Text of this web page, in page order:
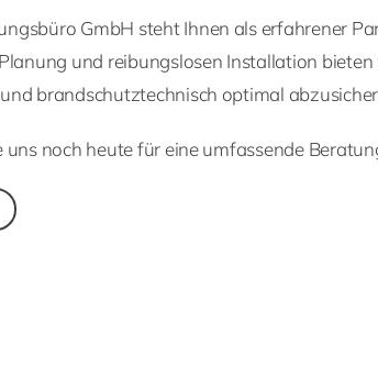
GmbH steht Ihnen als erfahrener
und reibungslosen Installation
brandschutztechnisch optimal
uns noch heute für eine umfassende